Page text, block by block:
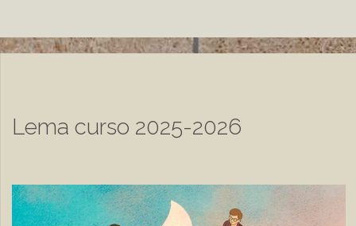
Lema curso 2025-2026